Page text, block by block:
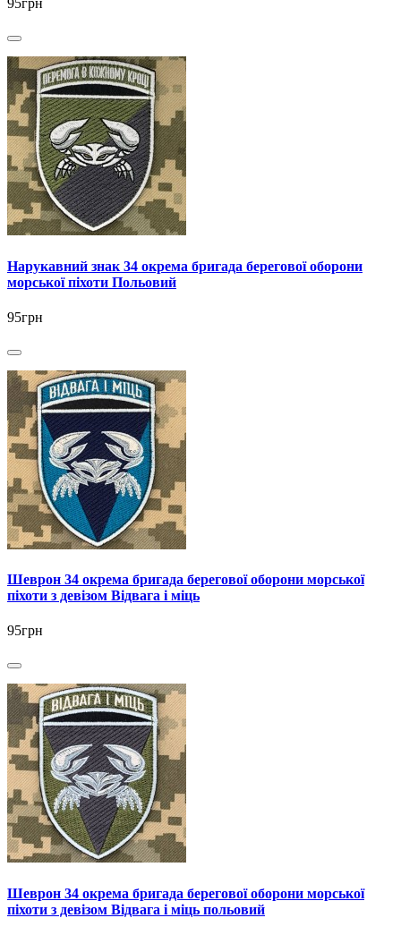
95грн
Нарукавний знак 34 окрема бригада берегової оборони
морської піхоти Польовий
95грн
Шеврон 34 окрема бригада берегової оборони морської
піхоти з девізом Відвага і міць
95грн
Шеврон 34 окрема бригада берегової оборони морської
піхоти з девізом Відвага і міць польовий